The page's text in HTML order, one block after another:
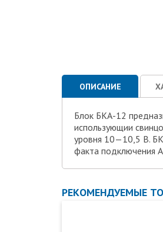
ОПИСАНИЕ
Блок БКА-12
использующии
уровня 10—10,5 В.
факта подключения
РЕКОМЕНДУЕМЫЕ